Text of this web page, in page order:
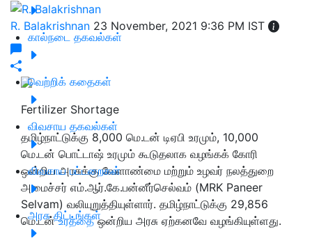
கால்நடை தகவல்கள்
வெற்றிக் கதைகள்
விவசாய தகவல்கள்
விவசாய பட்டறைகள்
அரசு திட்டங்கள்
R. Balakrishnan 23 November, 2021 9:36 PM IST
Fertilizer Shortage
தமிழ்நாட்டுக்கு 8,000 மெ.டன் டிஏபி உரமும், 10,000
மெ.டன் பொட்டாஷ் உரமும் கூடுதலாக வழங்கக் கோரி
ஒன்றிய அரசுக்கு வேளாண்மை மற்றும் உழவர் நலத்துறை
அமைச்சர் எம்.ஆர்.கே.பன்னீர்செல்வம் (MRK Paneer
Selvam) வலியுறுத்தியுள்ளார். தமிழ்நாட்டுக்கு 29,856
மெ.டன்உரத்தைஒன்றிய அரசு ஏற்கனவே வழங்கியுள்ளது.